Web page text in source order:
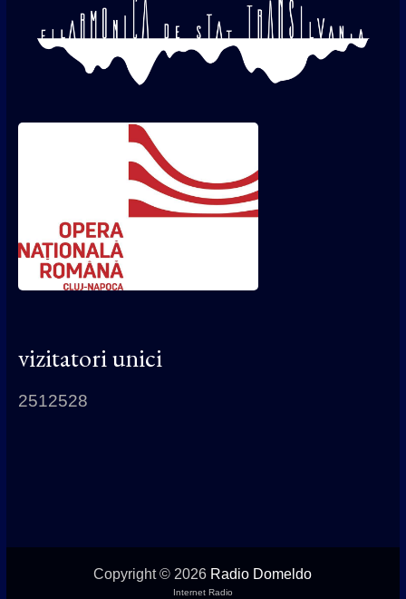
vizitatori unici
2512528
Copyright © 2026 Radio Domeldo
Internet Radio